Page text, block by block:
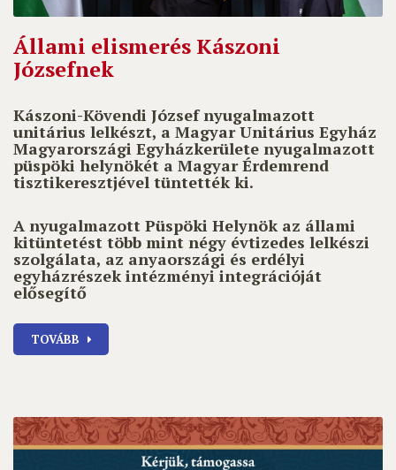
Állami elismerés Kászoni
Józsefnek
Kászoni-Kövendi Józsefnyugalmazott
unitárius lelkészt, a Magyar Unitárius Egyház
Magyarországi Egyházkerülete nyugalmazott
püspöki helynökét a Magyar Érdemrend
tisztikeresztjével tüntették ki.
A nyugalmazott Püspöki Helynök az állami
kitüntetést több mint négy évtizedes lelkészi
szolgálata, az anyaországi és erdélyi
egyházrészek intézményi integrációját
elősegítő
TOVÁBB